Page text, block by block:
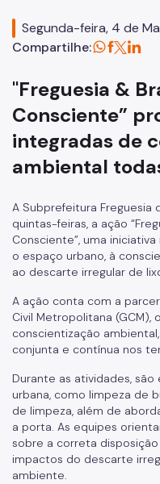
Zeladoria Urbana
Cultura
Editais abertos
Segunda-feira, 4 de
Compartilhe:
"Freguesia &
Consciente”
integradas de
ambiental
A Subprefeitura Freguesia
quintas-feiras, a ação
Consciente”, uma
o espaço urbano, à
ao descarte irregular de
A ação conta com a
Civil Metropolitana (GCM),
conscientização
conjunta e contínua nos
Durante as atividades,
urbana, como limpeza de
de limpeza, além de
a porta. As equipes
sobre a correta
impactos do descarte
ambiente.